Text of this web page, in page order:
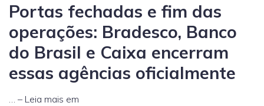
Portas fechadas e fim das
operações: Bradesco, Banco
do Brasil e Caixa encerram
essas agências oficialmente
… – Leia mais em